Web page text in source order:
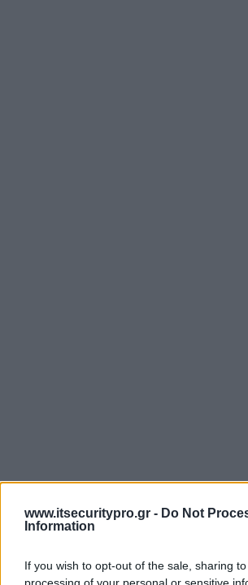
www.itsecuritypro.gr - Do Not
Information
If you wish to opt-out of the sale, sharing